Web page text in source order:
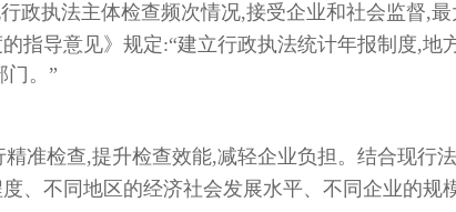
政执法主体检查频次情况,接受企业和社会监督,
指导意见》规定:“建立行政执法统计年报制度,
门。”
准检查,提升检查效能,减轻企业负担。结合现行
、不同地区的经济社会发展水平、不同企业的规